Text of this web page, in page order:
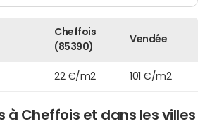
Cheffois
(85390)
Vendée
22 €/m2 101 €/m2
à Cheffois et dans les villes